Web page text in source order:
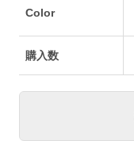
Color
購入数